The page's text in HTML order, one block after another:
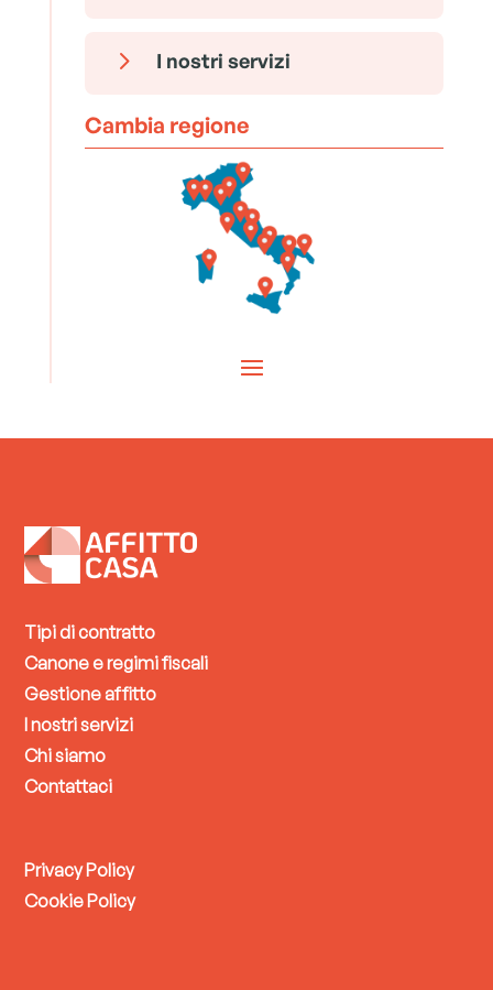
5 I nostri servizi
Cambia regione
Tipi di contratto
Canone e regimi fiscali
Gestione affitto
I nostri servizi
Chi siamo
Contattaci
Privacy Policy
Cookie Policy